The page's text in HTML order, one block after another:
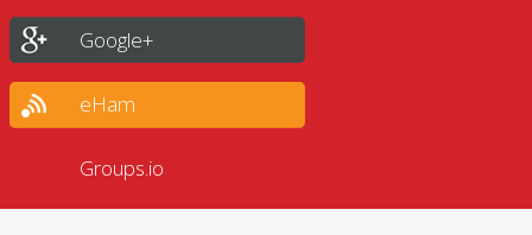
Google+
eHam
Groups.io